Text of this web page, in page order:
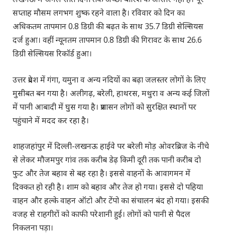
सप्ताह माैसम लगभग शुष्क रहने वाला है। रविवार को दिन का
अधिकतम तापमान 0.8 डिग्री की बढ़त के साथ 35.7 डिग्री सेल्सियस
दर्ज हुआ। वहीं न्यूनतम तापमान 0.8 डिग्री की गिरावट के साथ 26.6
डिग्री सेल्सियस रिकाॅर्ड हुआ।
उत्तर प्रदेश में गंगा, यमुना व अन्य नदियों का बढ़ा जलस्तर लोगों के लिए
मुसीबत बन गया है। अलीगढ़, बरेली, हाथरस, मथुरा व अन्य कई जिलों
में पानी आबादी में घुस गया है। प्रशासन लोगों को सुरक्षित स्थानों पर
पहुंचाने में मदद कर रहा है।
शाहजहांपुर में दिल्ली-लखनऊ हाईवे पर बरेली मोड़ ओवरब्रिज के नीचे
से लेकर मौजमपुर गांव तक करीब डेढ़ किमी दूरी तक पानी करीब दो
फुट और तेज बहाव से बह रहा है। इससे वाहनों के आवागमन में
दिक्कत हो रही है। शाम को बहाव और तेज हो गया। इससे दो पहिया
वाहन और हल्के वाहन ऑटो और टेंपो का संचालन बंद हो गया। इसकी
वजह से राहगीरों को काफी परेशानी हुई। लोगों को पानी से पैदल
निकलना पड़ा।